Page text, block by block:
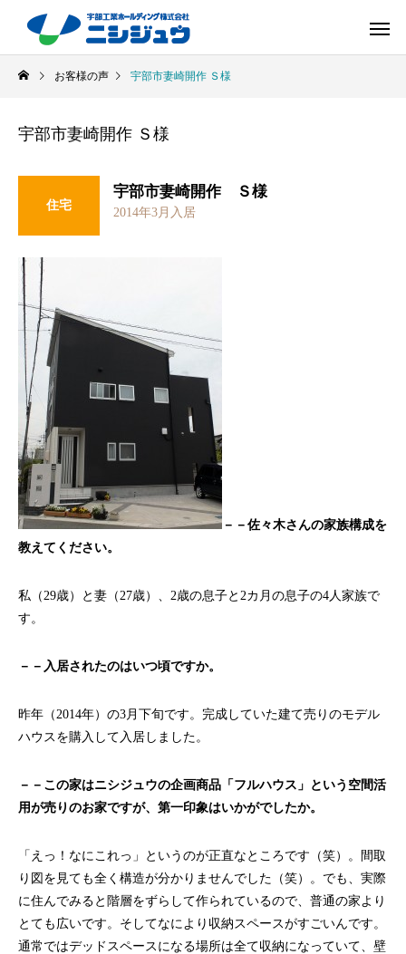
お客様の声 宇部市妻崎開作 Ｓ様
宇部市妻崎開作 Ｓ様
住宅
宇部市妻崎開作 Ｓ様
2014年3月入居
－－佐々木さんの家族構成を
教えてください。
私（29歳）と妻（27歳）、2歳の息子と2カ月の息子の4人家族で
す。
－－入居されたのはいつ頃ですか。
昨年（2014年）の3月下旬です。完成していた建て売りのモデル
ハウスを購入して入居しました。
－－この家はニシジュウの企画商品「フルハウス」という空間活
用が売りのお家ですが、第一印象はいかがでしたか。
「えっ！なにこれっ」というのが正直なところです（笑）。間取
り図を見ても全く構造が分かりませんでした（笑）。でも、実際
に住んでみると階層をずらして作られているので、普通の家より
とても広いです。そしてなにより収納スペースがすごいんです。
通常ではデッドスペースになる場所は全て収納になっていて、壁